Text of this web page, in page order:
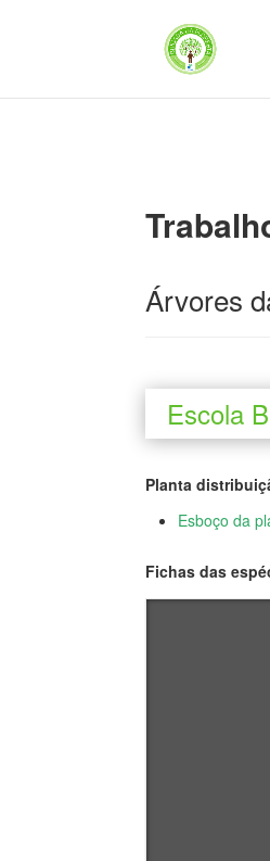
Árvores
Escola
Planta
Esboço da
Fichas das